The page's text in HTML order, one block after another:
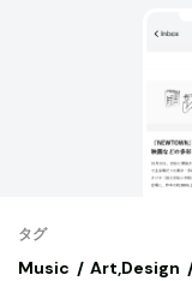
タグ
Music Art,Design